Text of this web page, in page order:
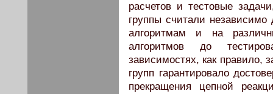
расчетов и тестовые
группы считали
алгоритмам и на
алгоритмов до
зависимостях, как правило,
групп гарантировало
прекращения цепной